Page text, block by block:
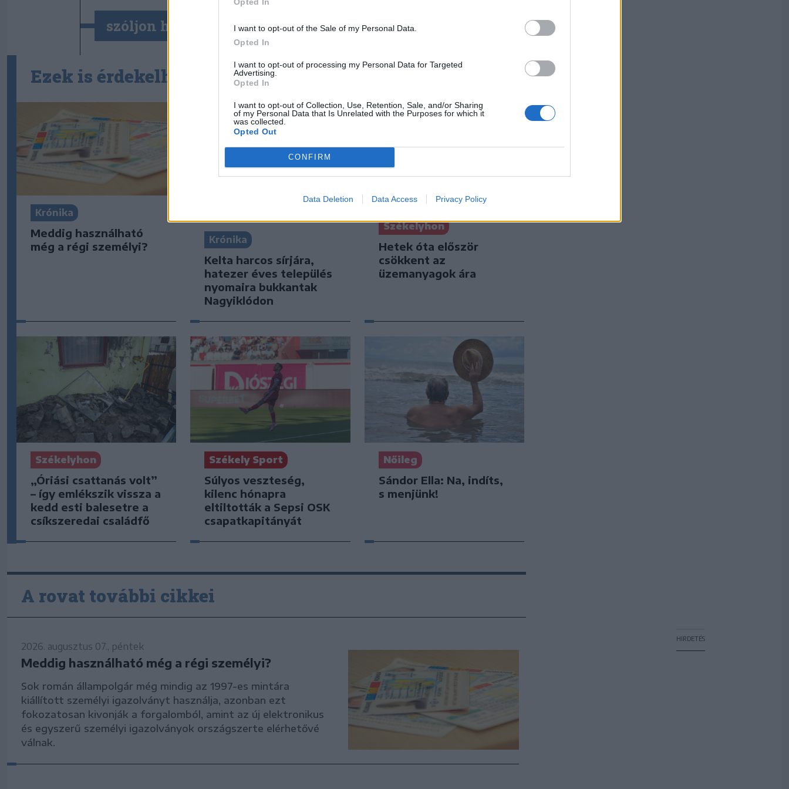
I want to opt-out of the Sale of my Personal Data.
Opted In
I want to opt-out of processing my Personal Data for Targeted
Advertising.
Opted In
I want to opt-out of Collection, Use, Retention, Sale, and/or Sharing
of my Personal Data that Is Unrelated with the Purposes for which it
was collected.
Opted Out
CONFIRM
Data Deletion Data Access Privacy Policy
szóljon hozzá!
Ezek is érdekelhetik
Krónika
Meddig használható
még a régi személyi?
Krónika
Kelta harcos sírjára,
hatezer éves település
nyomaira bukkantak
Nagyiklódon
Székelyhon
Hetek óta először
csökkent az
üzemanyagok ára
Székelyhon
„Óriási csattanás volt”
– így emlékszik vissza a
kedd esti balesetre a
csíkszeredai családfő
Székely Sport
Súlyos veszteség,
kilenc hónapra
eltiltották a Sepsi OSK
csapatkapitányát
Nőileg
Sándor Ella: Na, indíts,
s menjünk!
A rovat további cikkei
2026. augusztus 07., péntek
Meddig használható még a régi személyi?
Sok román állampolgár még mindig az 1997-es mintára
kiállított személyi igazolványt használja, azonban ezt
fokozatosan kivonják a forgalomból, amint az új elektronikus
és egyszerű személyi igazolványok országszerte elérhetővé
válnak.
HIRDETÉS